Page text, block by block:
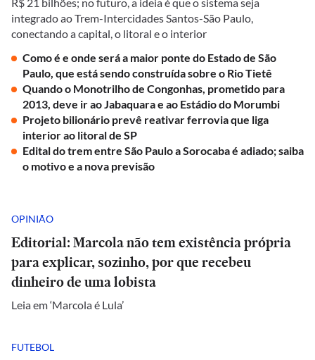
integrado ao Trem-Intercidades Santos-São Paulo,
conectando a capital, o litoral e o interior
Como é e onde será a maior ponte do Estado de São
Paulo, que está sendo construída sobre o Rio Tietê
Quando o Monotrilho de Congonhas, prometido para
2013, deve ir ao Jabaquara e ao Estádio do Morumbi
Projeto bilionário prevê reativar ferrovia que liga
interior ao litoral de SP
Edital do trem entre São Paulo a Sorocaba é adiado; saiba
o motivo e a nova previsão
OPINIÃO
Editorial: Marcola não tem existência própria
para explicar, sozinho, por que recebeu
dinheiro de uma lobista
Leia em ‘Marcola é Lula’
FUTEBOL